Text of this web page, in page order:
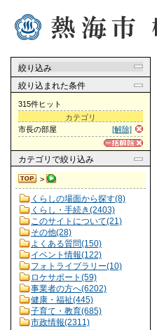
絞り込み
絞り込まれた条件
315件ヒット
カテゴリ
[解除]
市長の部屋
カテゴリ で絞り込み
>
くらしの場面から探す(8)
くらし・手続き(2403)
このサイトについて(21)
その他(28)
よくある質問(150)
イベント情報(122)
フォトライブラリー(10)
ロケサポート(59)
事業者の方へ(6202)
健康・福祉(445)
子育て・教育(685)
市政情報(2311)